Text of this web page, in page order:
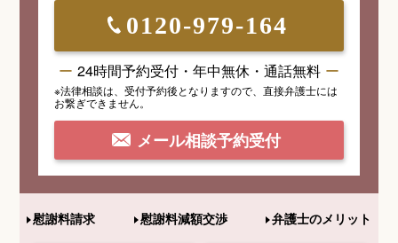
0120-979-164
24時間予約受付・年中無休・通話無料
※法律相談は、受付予約後となりますので、 直接弁護士には
お繋ぎできません。
メール相談予約受付
慰謝料請求 慰謝料減額交渉 弁護士のメリット